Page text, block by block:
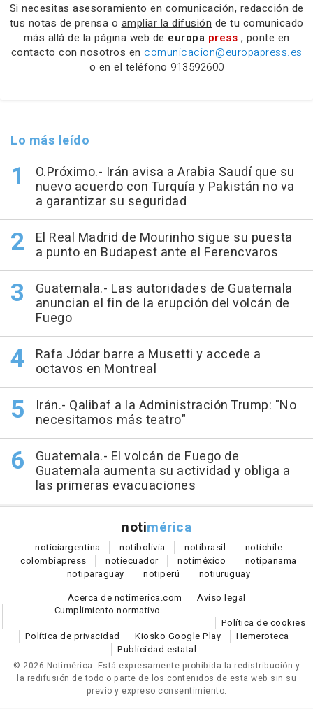
Si necesitas asesoramiento en comunicación, redacción de
tus notas de prensa o ampliar la difusión de tu comunicado
más allá de la página web de europa press , ponte en
contacto con nosotros en comunicacion@europapress.es
o en el teléfono 913592600
Lo más leído
O.Próximo.- Irán avisa a Arabia Saudí que su
nuevo acuerdo con Turquía y Pakistán no va
a garantizar su seguridad
El Real Madrid de Mourinho sigue su puesta
a punto en Budapest ante el Ferencvaros
Guatemala.- Las autoridades de Guatemala
anuncian el fin de la erupción del volcán de
Fuego
Rafa Jódar barre a Musetti y accede a
octavos en Montreal
Irán.- Qalibaf a la Administración Trump: "No
necesitamos más teatro"
Guatemala.- El volcán de Fuego de
Guatemala aumenta su actividad y obliga a
las primeras evacuaciones
notimérica
noticiargentina notibolivia notibrasil notichile
colombiapress notiecuador notiméxico notipanama
notiparaguay notiperú notiuruguay
Acerca de notimerica.com
Aviso legal
Cumplimiento normativo
Política de cookies
Política de privacidad
Kiosko Google Play
Hemeroteca
Publicidad estatal
© 2026 Notimérica. Está expresamente prohibida la redistribución y
la redifusión de todo o parte de los contenidos de esta web sin su
previo y expreso consentimiento.